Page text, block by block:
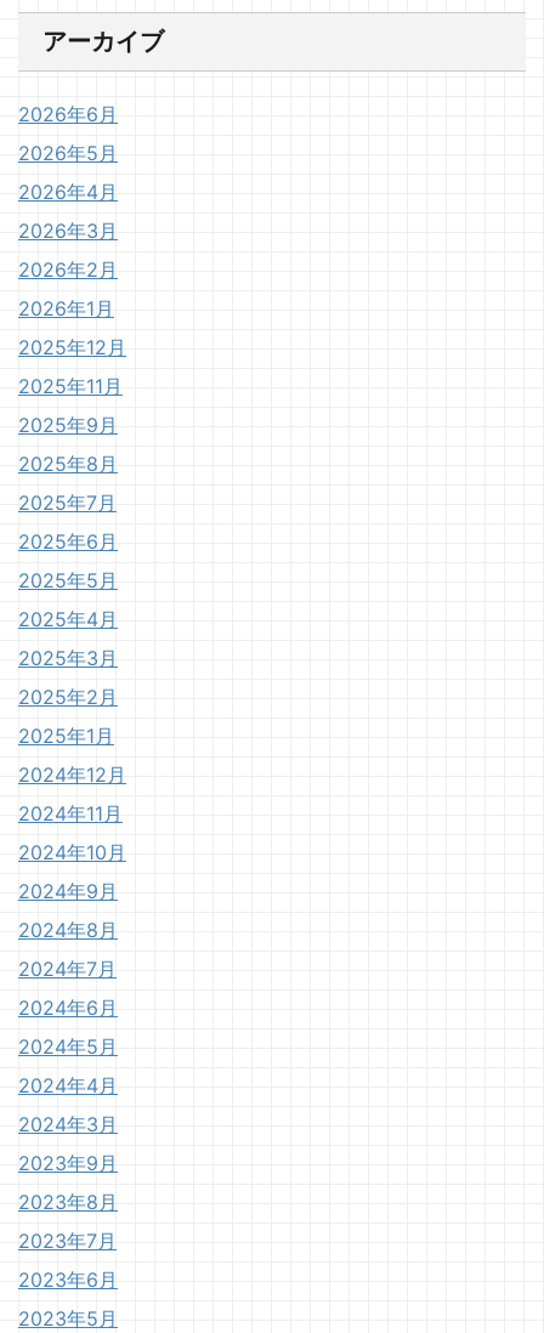
アーカイブ
2026年6月
2026年5月
2026年4月
2026年3月
2026年2月
2026年1月
2025年12月
2025年11月
2025年9月
2025年8月
2025年7月
2025年6月
2025年5月
2025年4月
2025年3月
2025年2月
2025年1月
2024年12月
2024年11月
2024年10月
2024年9月
2024年8月
2024年7月
2024年6月
2024年5月
2024年4月
2024年3月
2023年9月
2023年8月
2023年7月
2023年6月
2023年5月